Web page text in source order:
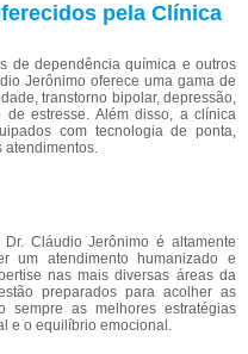
pela Clínica
de dependência química e outros
Jerônimo oferece uma gama de
transtorno bipolar, depressão,
estresse. Além disso, a clínica
com tecnologia de ponta,
atendimentos.
Cláudio Jerônimo é altamente
um atendimento humanizado e
nas mais diversas áreas da
preparados para acolher as
sempre as melhores estratégias
e o equilíbrio emocional.